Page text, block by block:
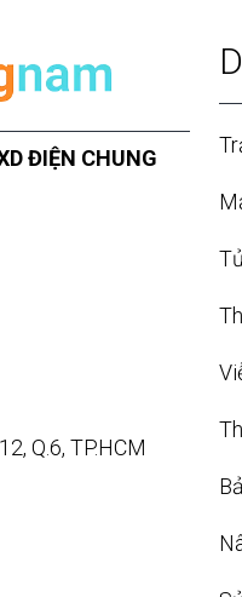
ĐIỆN CHUNG
Q.6, TP.HCM